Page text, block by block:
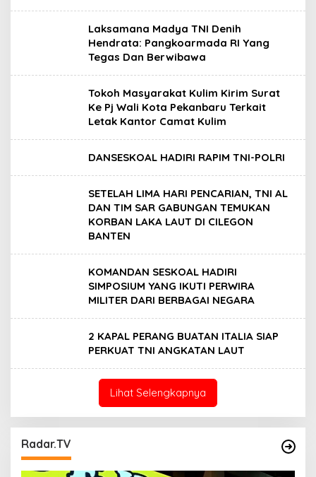
Laksamana Madya TNI Denih
Hendrata: Pangkoarmada RI Yang
Tegas Dan Berwibawa
Tokoh Masyarakat Kulim Kirim Surat
Ke Pj Wali Kota Pekanbaru Terkait
Letak Kantor Camat Kulim
DANSESKOAL HADIRI RAPIM TNI-POLRI
SETELAH LIMA HARI PENCARIAN, TNI AL
DAN TIM SAR GABUNGAN TEMUKAN
KORBAN LAKA LAUT DI CILEGON
BANTEN
KOMANDAN SESKOAL HADIRI
SIMPOSIUM YANG IKUTI PERWIRA
MILITER DARI BERBAGAI NEGARA
2 KAPAL PERANG BUATAN ITALIA SIAP
PERKUAT TNI ANGKATAN LAUT
Lihat Selengkapnya
Radar.TV